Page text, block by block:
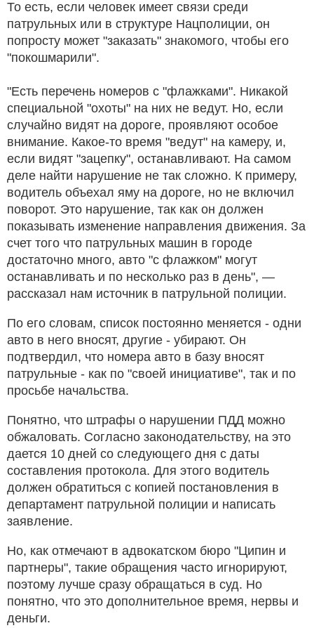
То есть, если человек имеет связи среди
патрульных или в структуре Нацполиции, он
попросту может "заказать" знакомого, чтобы его
"покошмарили".
"Есть перечень номеров с "флажками". Никакой
специальной "охоты" на них не ведут. Но, если
случайно видят на дороге, проявляют особое
внимание. Какое-то время "ведут" на камеру, и,
если видят "зацепку", останавливают. На самом
деле найти нарушение не так сложно. К примеру,
водитель объехал яму на дороге, но не включил
поворот. Это нарушение, так как он должен
показывать изменение направления движения. За
счет того что патрульных машин в городе
достаточно много, авто "с флажком" могут
останавливать и по несколько раз в день", —
рассказал нам источник в патрульной полиции.
По его словам, список постоянно меняется - одни
авто в него вносят, другие - убирают. Он
подтвердил, что номера авто в базу вносят
патрульные - как по "своей инициативе", так и по
просьбе начальства.
Понятно, что штрафы о нарушении ПДД можно
обжаловать. Согласно законодательству, на это
дается 10 дней со следующего дня с даты
составления протокола. Для этого водитель
должен обратиться с копией постановления в
департамент патрульной полиции и написать
заявление.
Но, как отмечают в адвокатском бюро "Ципин и
партнеры", такие обращения часто игнорируют,
поэтому лучше сразу обращаться в суд. Но
понятно, что это дополнительное время, нервы и
деньги.